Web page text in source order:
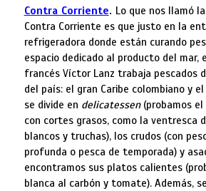
Contra Corriente. Lo que nos llamó
Contra Corriente es que justo en la
refrigeradora donde están curando
espacio dedicado al producto del mar,
francés Víctor Lanz trabaja pescados
del país: el gran Caribe colombiano y
se divide en delicatessen(probamos el
con cortes grasos, como la ventresca
blancos y truchas), los crudos (con
profunda o pesca de temporada) y
encontramos sus platos calientes
blanca al carbón y tomate). Además,